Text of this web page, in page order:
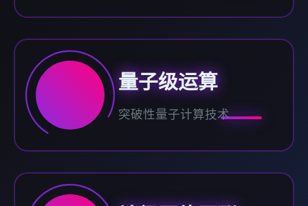
量子级运算
突破性量子计算技术